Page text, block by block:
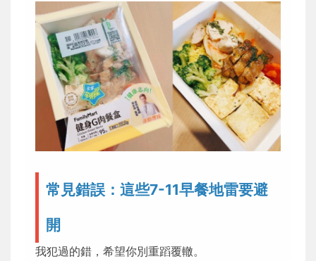
常見錯誤：這些7-11早餐地雷要避
開
我犯過的錯，希望你別重蹈覆轍。